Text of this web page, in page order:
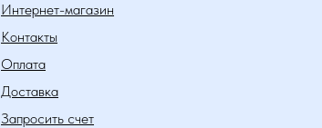
Интернет-магазин
Контакты
Оплата
Доставка
Запросить счет